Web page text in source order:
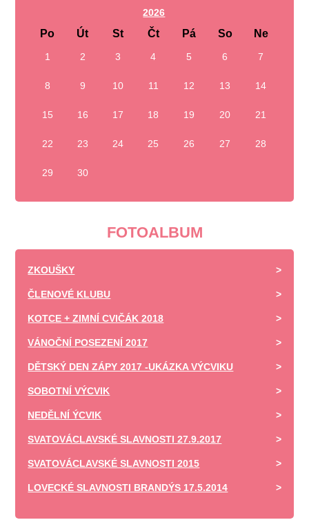
2026
Po Út St Čt Pá So Ne
1 2 3 4 5 6 7
8 9 10 11 12 13 14
15 16 17 18 19 20 21
22 23 24 25 26 27 28
29 30
FOTOALBUM
ZKOUŠKY
ČLENOVÉ KLUBU
KOTCE + ZIMNÍ CVIČÁK 2018
VÁNOČNÍ POSEZENÍ 2017
DĚTSKÝ DEN ZÁPY 2017 -UKÁZKA VÝCVIKU
SOBOTNÍ VÝCVIK
NEDĚLNÍ ÝCVIK
SVATOVÁCLAVSKÉ SLAVNOSTI 27.9.2017
SVATOVÁCLAVSKÉ SLAVNOSTI 2015
LOVECKÉ SLAVNOSTI BRANDÝS 17.5.2014